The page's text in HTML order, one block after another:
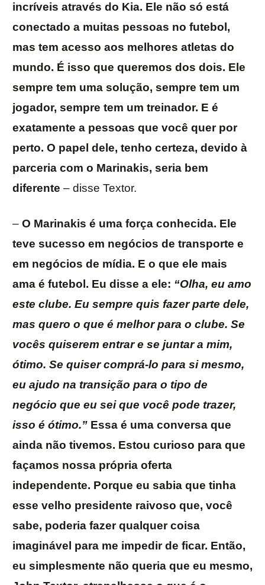
incríveis através do Kia. Ele não só está
conectado a muitas pessoas no futebol,
mas tem acesso aos melhores atletas do
mundo. É isso que queremos dos dois. Ele
sempre tem uma solução, sempre tem um
jogador, sempre tem um treinador. E é
exatamente a pessoas que você quer por
perto. O papel dele, tenho certeza, devido à
parceria com o Marinakis, seria bem
diferente – disse Textor.
– O Marinakis é uma força conhecida. Ele
teve sucesso em negócios de transporte e
em negócios de mídia. E o que ele mais
ama é futebol. Eu disse a ele: “Olha, eu amo
este clube. Eu sempre quis fazer parte dele,
mas quero o que é melhor para o clube. Se
vocês quiserem entrar e se juntar a mim,
ótimo. Se quiser comprá-lo para si mesmo,
eu ajudo na transição para o tipo de
negócio que eu sei que você pode trazer,
isso é ótimo.” Essa é uma conversa que
ainda não tivemos. Estou curioso para que
façamos nossa própria oferta
independente. Porque eu sabia que tinha
esse velho presidente raivoso que, você
sabe, poderia fazer qualquer coisa
imaginável para me impedir de ficar. Então,
eu simplesmente não queria que eu mesmo,